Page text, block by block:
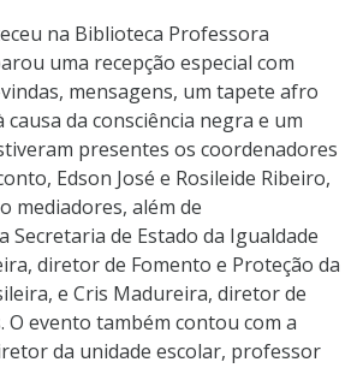
na Biblioteca Professora
uma recepção especial com
mensagens, um tapete afro
da consciência negra e um
presentes os coordenadores
Edson José e Rosileide Ribeiro,
mediadores, além de
Secretaria de Estado da Igualdade
diretor de Fomento e Proteção da
e Cris Madureira, diretor de
O evento também contou com a
da unidade escolar, professor